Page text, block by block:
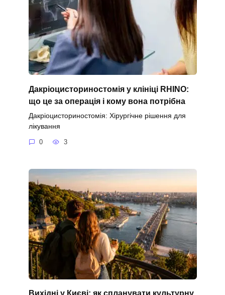
Дакріоцисториностомія у клініці RHINO:
що це за операція і кому вона потрібна
Дакріоцисториностомія: Хірургічне рішення для
лікування
0 3
Вихідні у Києві: як спланувати культурну